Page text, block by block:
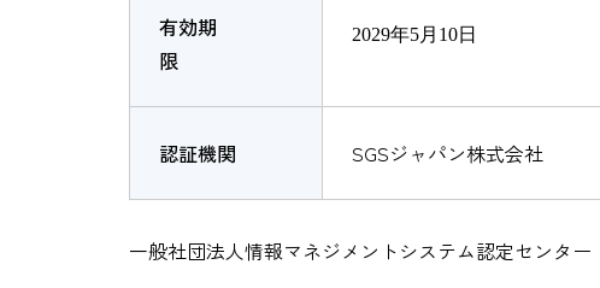
有効期
限
2029年5月10日
認証機関 SGSジャパン株式会社
一般社団法人情報マネジメントシステム認定センター